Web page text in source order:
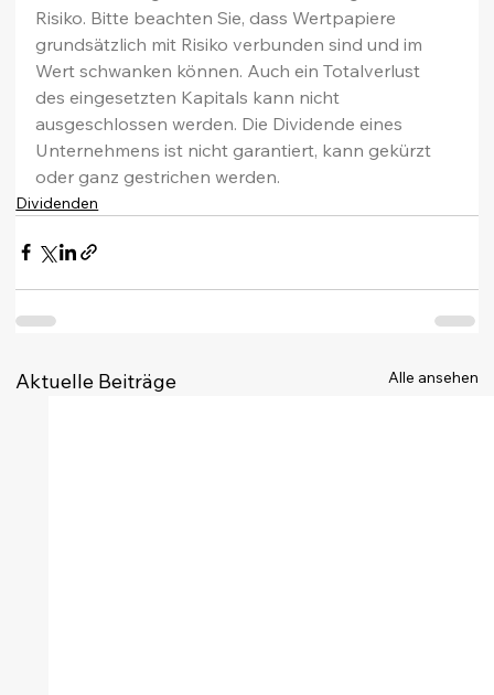
Risiko. Bitte beachten Sie, dass Wertpapiere
grundsätzlich mit Risiko verbunden sind und im
Wert schwanken können. Auch ein Totalverlust
des eingesetzten Kapitals kann nicht
ausgeschlossen werden. Die Dividende eines
Unternehmens ist nicht garantiert, kann gekürzt
oder ganz gestrichen werden.
Dividenden
Aktuelle Beiträge Alle ansehen